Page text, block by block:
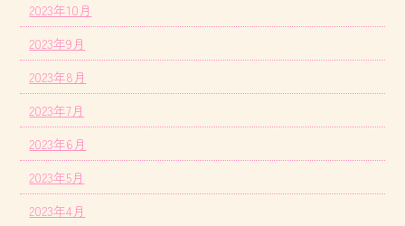
2023年10月
2023年9月
2023年8月
2023年7月
2023年6月
2023年5月
2023年4月